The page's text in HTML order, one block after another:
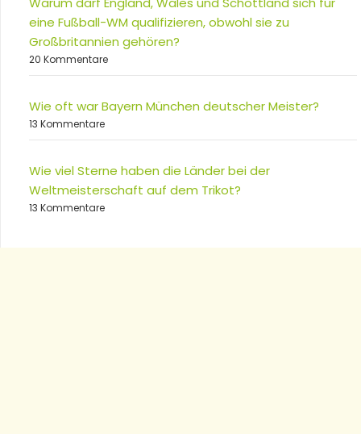
eine Fußball-WM qualifizieren, obwohl sie zu
Großbritannien gehören?
20 Kommentare
Wie oft war Bayern München deutscher Meister?
13 Kommentare
Wie viel Sterne haben die Länder bei der
Weltmeisterschaft auf dem Trikot?
13 Kommentare